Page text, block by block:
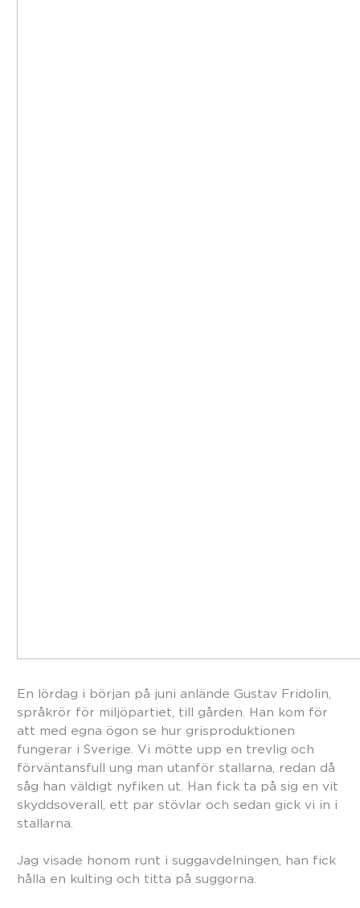
En lördag i början på juni anlände Gustav Fridolin,
språkrör för miljöpartiet, till gården. Han kom för
att med egna ögon se hur grisproduktionen
fungerar i Sverige. Vi mötte upp en trevlig och
förväntansfull ung man utanför stallarna, redan då
såg han väldigt nyfiken ut. Han fick ta på sig en vit
skyddsoverall, ett par stövlar och sedan gick vi in i
stallarna.
Jag visade honom runt i suggavdelningen, han fick
hålla en kulting och titta på suggorna.